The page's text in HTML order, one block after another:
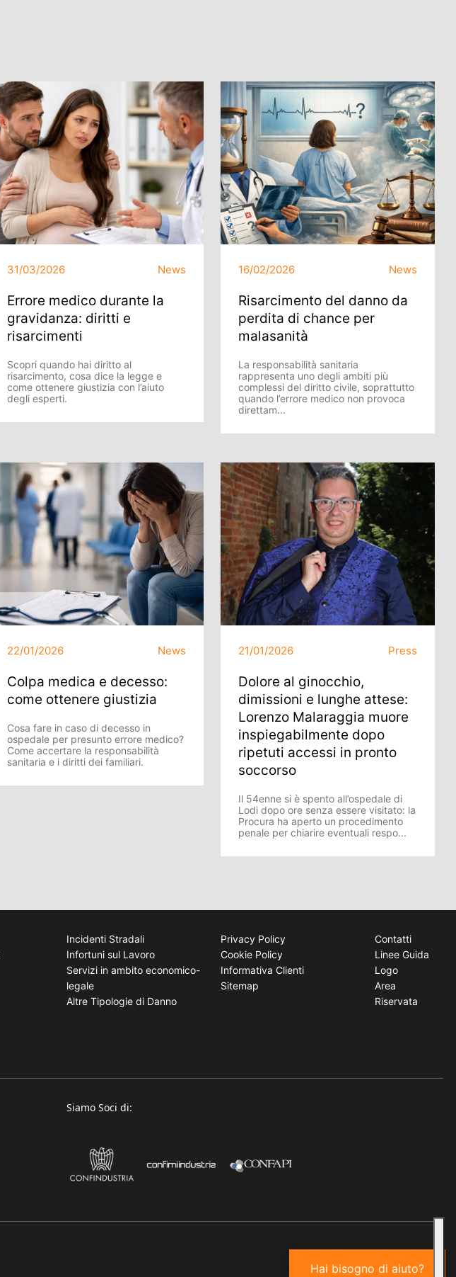
Hai bisogno di aiuto?
31/03/2026 News
Errore medico durante la
gravidanza: diritti e
risarcimenti
Scopri quando hai diritto al
risarcimento, cosa dice la legge e
come ottenere giustizia con l’aiuto
degli esperti.
16/02/2026 News
Risarcimento del danno da
perdita di chance per
malasanità
La responsabilità sanitaria
rappresenta uno degli ambiti più
complessi del diritto civile, soprattutto
quando l’errore medico non provoca
direttam...
22/01/2026 News
Colpa medica e decesso:
come ottenere giustizia
Cosa fare in caso di decesso in
ospedale per presunto errore medico?
Come accertare la responsabilità
sanitaria e i diritti dei familiari.
21/01/2026 Press
Dolore al ginocchio,
dimissioni e lunghe attese:
Lorenzo Malaraggia muore
inspiegabilmente dopo
ripetuti accessi in pronto
soccorso
Il 54enne si è spento all’ospedale di
Lodi dopo ore senza essere visitato: la
Procura ha aperto un procedimento
penale per chiarire eventuali respo...
Incidenti Stradali
Infortuni sul Lavoro
Servizi in ambito economico-
legale
Altre Tipologie di Danno
Privacy Policy
Cookie Policy
Informativa Clienti
Sitemap
Contatti
Linee Guida
Logo
Area
Riservata
Siamo Soci di: